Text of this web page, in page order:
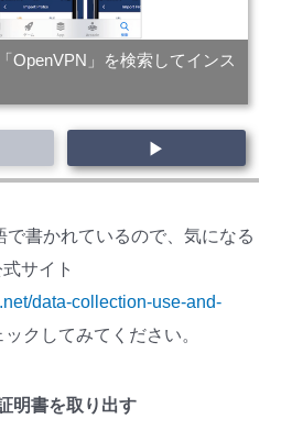
OpenVPN」を検索してインス
▶
書かれているので、気になる
サイト
data-collection-use-and-
クしてみてください。
明書を取り出す